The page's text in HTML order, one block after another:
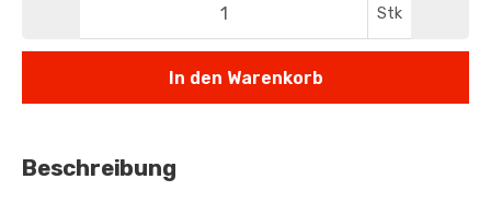
Stk
In den Warenkorb
Beschreibung